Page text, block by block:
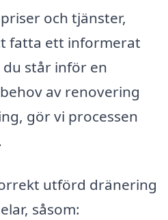
och tjänster,
fatta ett informerat
står inför en
av renovering
gör vi processen
utförd dränering
såsom: